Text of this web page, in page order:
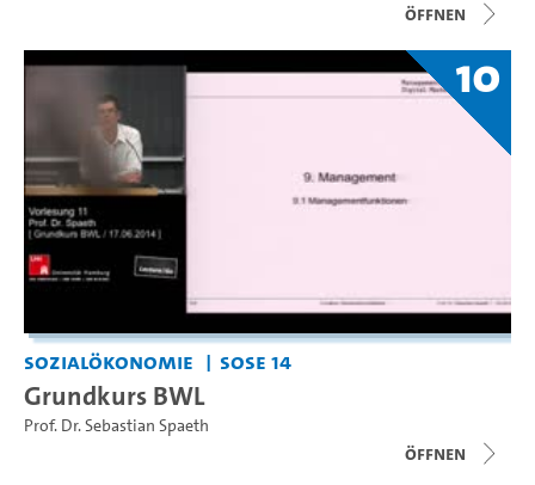
Öffnen
10
Sozialökonomie SoSe 14
Grundkurs BWL
Prof. Dr. Sebastian Spaeth
Öffnen